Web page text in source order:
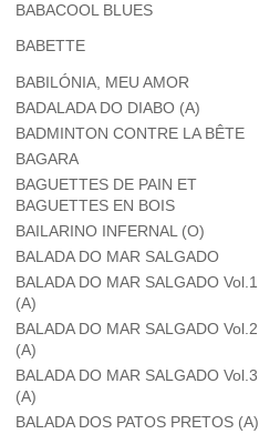
BABACOOL BLUES
BABETTE
BABILÓNIA, MEU AMOR
BADALADA DO DIABO (A)
BADMINTON CONTRE LA BÊTE
BAGARA
BAGUETTES DE PAIN ET
BAGUETTES EN BOIS
BAILARINO INFERNAL (O)
BALADA DO MAR SALGADO
BALADA DO MAR SALGADO Vol.1
(A)
BALADA DO MAR SALGADO Vol.2
(A)
BALADA DO MAR SALGADO Vol.3
(A)
BALADA DOS PATOS PRETOS (A)